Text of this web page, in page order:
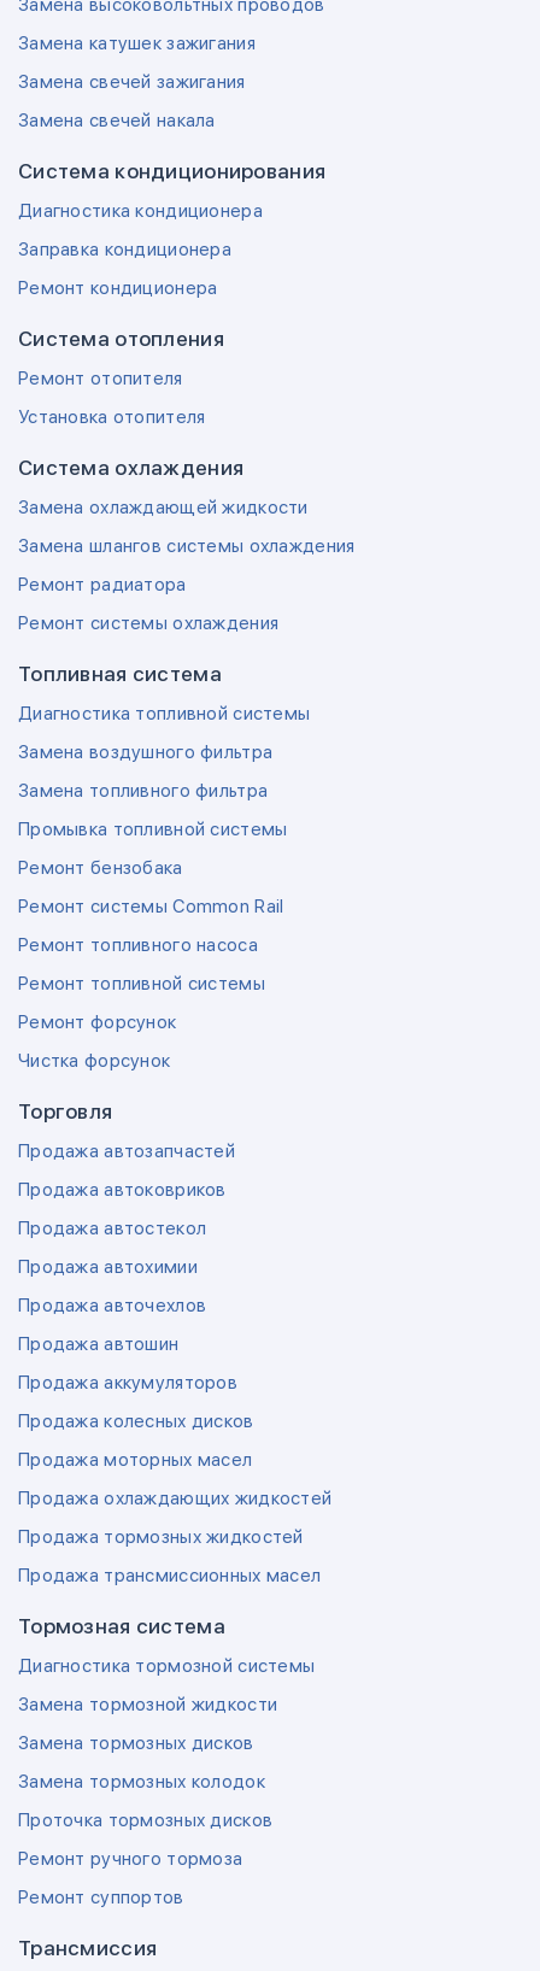
Замена высоковольтных проводов
Замена катушек зажигания
Замена свечей зажигания
Замена свечей накала
Система кондиционирования
Диагностика кондиционера
Заправка кондиционера
Ремонт кондиционера
Система отопления
Ремонт отопителя
Установка отопителя
Система охлаждения
Замена охлаждающей жидкости
Замена шлангов системы охлаждения
Ремонт радиатора
Ремонт системы охлаждения
Топливная система
Диагностика топливной системы
Замена воздушного фильтра
Замена топливного фильтра
Промывка топливной системы
Ремонт бензобака
Ремонт системы Common Rail
Ремонт топливного насоса
Ремонт топливной системы
Ремонт форсунок
Чистка форсунок
Торговля
Продажа автозапчастей
Продажа автоковриков
Продажа автостекол
Продажа автохимии
Продажа авточехлов
Продажа автошин
Продажа аккумуляторов
Продажа колесных дисков
Продажа моторных масел
Продажа охлаждающих жидкостей
Продажа тормозных жидкостей
Продажа трансмиссионных масел
Тормозная система
Диагностика тормозной системы
Замена тормозной жидкости
Замена тормозных дисков
Замена тормозных колодок
Проточка тормозных дисков
Ремонт ручного тормоза
Ремонт суппортов
Трансмиссия